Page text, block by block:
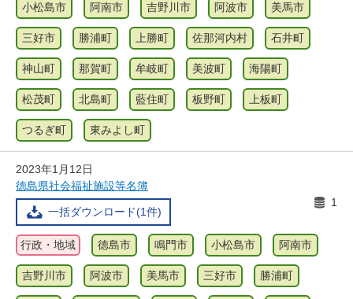
小松島市 阿南市 吉野川市 阿波市 美馬市
三好市 勝浦町 上勝町 佐那河内村 石井町
神山町 那賀町 牟岐町 美波町 海陽町
松茂町 北島町 藍住町 板野町 上板町
つるぎ町 東みよし町
2023年1月12日
徳島県社会福祉施設等名簿
一括ダウンロード(1件)
1
行政・地域 徳島市 鳴門市 小松島市 阿南市
吉野川市 阿波市 美馬市 三好市 勝浦町